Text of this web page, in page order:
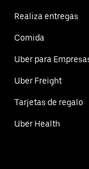
Realiza entregas
Comida
Uber para
Uber Freight
Tarjetas de regalo
Uber Health